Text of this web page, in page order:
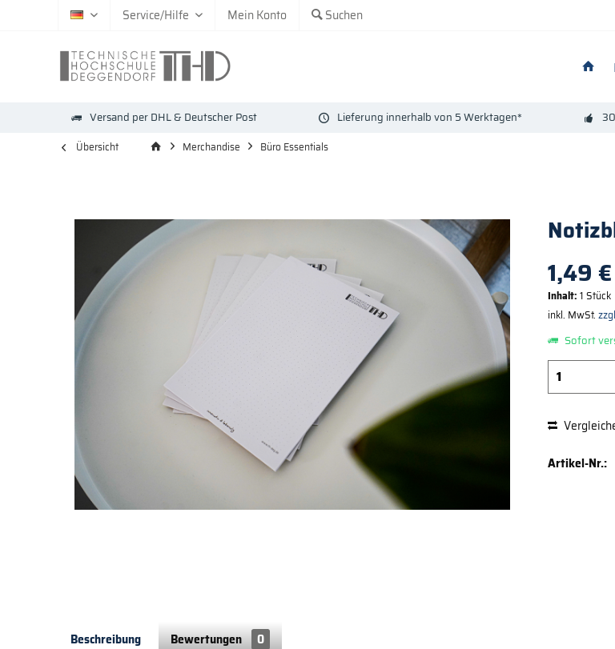
Service/Hilfe Mein Konto Suchen
Versand per DHL & Deutscher Post Lieferung innerhalb von 5 Werktagen*
Übersicht Merchandise Büro Essentials
1,49
Inhalt: 1 Stück
inkl. MwSt.
Sofort
Artikel-Nr.:
Beschreibung Bewertungen 0